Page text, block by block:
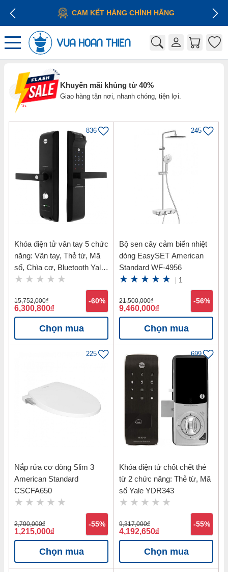
CAM KẾT HÀNG CHÍNH HÃNG
Khuyến mãi khủng từ 40%
Giao hàng tận nơi, nhanh chóng, tiện lợi.
836
Khóa điện tử vân tay 5 chức
năng: Vân tay, Thẻ từ, Mã
số, Chìa cơ, Bluetooth Yale
YDM7116 MB
15,752,000đ
6,300,800đ
-60%
Chọn mua
245
Bộ sen cây cảm biến nhiệt
dòng EasySET American
Standard WF-4956
| 1
21,500,000đ
9,460,000đ
-56%
Chọn mua
225
Nắp rửa cơ dòng Slim 3
American Standard
CSCFA650
2,700,000đ
1,215,000đ
-55%
Chọn mua
699
Khóa điện tử chốt chết thẻ
từ 2 chức năng: Thẻ từ, Mã
số Yale YDR343
9,317,000đ
4,192,650đ
-55%
Chọn mua